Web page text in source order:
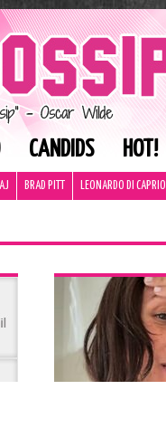
CANDIDS HOT!
BRAD PITT LEONARDO DI CAPRIO